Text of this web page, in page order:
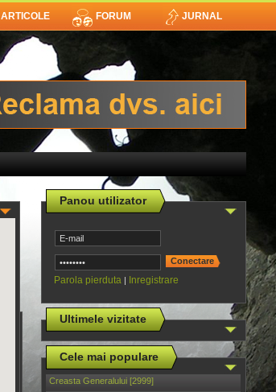
JURNAL
FORUM
ARTICOLE
Panou utilizator
Parola pierduta | Inregistrare
Ultimele vizitate
Cele mai populare
Creasta Generalului [2999]